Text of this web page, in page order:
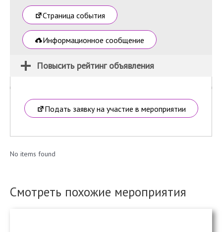
Страница события
Информационное сообщение
Повысить рейтинг объявления
Подать заявку на участие в мероприятии
No items found
Смотреть похожие мероприятия